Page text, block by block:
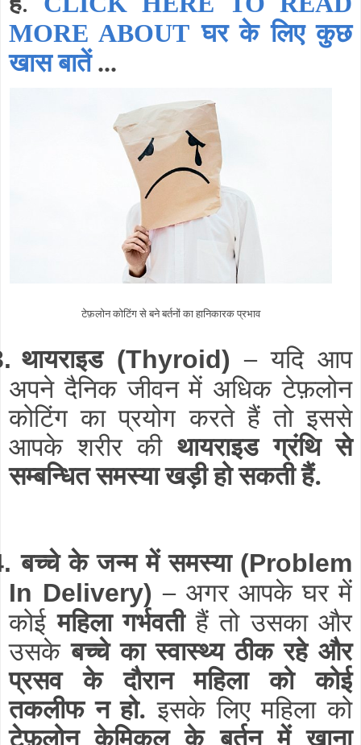
MORE ABOUT घर के लिए कुछ
खास बातें...
टेफ़लोन कोटिंग से बने बर्तनों का हानिकारक प्रभाव
थायराइड (Thyroid)–यदि आप
अपने दैनिक जीवन में अधिक टेफ़लोन
कोटिंग का प्रयोग करते हैं तो इससे
आपके शरीर की थायराइड ग्रंथि से
सम्बन्धित समस्या खड़ी हो सकती हैं.
बच्चे के जन्म में समस्या (Problem
In Delivery)– अगर आपके घर में
कोईमहिला गर्भवतीहैं तो उसका और
उसकेबच्चे का स्वास्थ्य ठीक रहे और
प्रसव के दौरान महिला को कोई
तकलीफ न हो.इसके लिए महिला को
टेफ़लोन केमिकल के बर्तन में खाना